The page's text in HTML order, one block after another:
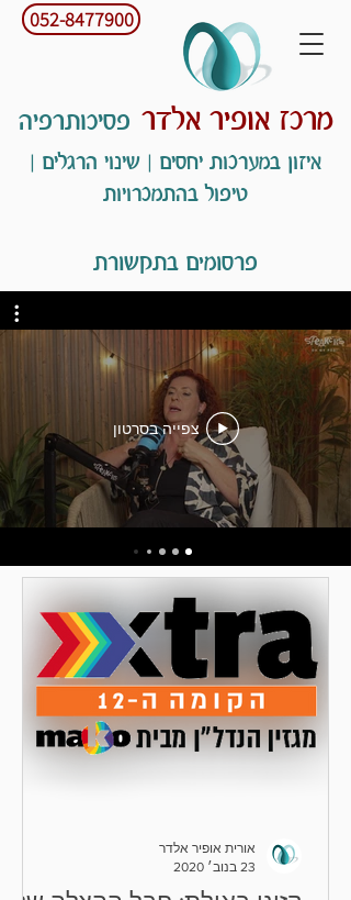
052-8477900
מרכז אופיר אלדר פסיכותרפיה
איזון במערכות יחסים | שינוי הרגלים |
טיפול בהתמכרויות
פרסומים בתקשורת
צפייה בסרטון
אורית אופיר אלדר
23 בנוב׳ 2020